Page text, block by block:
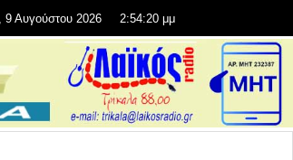
9 Αυγούστου 2026 2:54:21 μμ